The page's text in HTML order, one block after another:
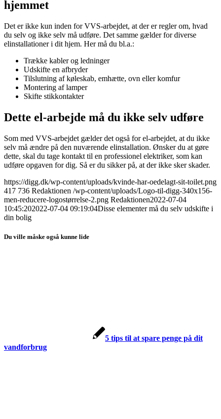
hjemmet
Det er ikke kun inden for VVS-arbejdet, at der er regler om, hvad
du selv og ikke selv må udføre. Det samme gælder for diverse
elinstallationer i dit hjem. Her må du bl.a.:
Trække kabler og ledninger
Udskifte en afbryder
Tilslutning af køleskab, emhætte, ovn eller komfur
Montering af lamper
Skifte stikkontakter
Dette el-arbejde må du ikke selv udføre
Som med VVS-arbejdet gælder det også for el-arbejdet, at du ikke
selv må ændre på den nuværende elinstallation. Ønsker du at gøre
dette, skal du tage kontakt til en professionel elektriker, som kan
udføre opgaven for dig. Så er du sikker på, at der ikke sker skader.
https://digg.dk/wp-content/uploads/kvinde-har-oedelagt-sit-toilet.png
417 736 Redaktionen /wp-content/uploads/Logo-til-digg-340x156-
men-reducere-logostørrelse-2.png Redaktionen2022-07-04
10:45:202022-07-04 09:19:04Disse elementer må du selv udskifte i
din bolig
Du ville måske også kunne lide
5 tips til at spare penge på dit
vandforbrug